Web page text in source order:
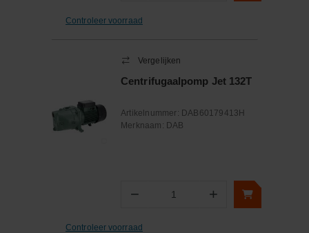
Controleer voorraad
Vergelijken
Centrifugaalpomp Jet 132T
Artikelnummer: DAB60179413H
Merknaam: DAB
− Aantal +
Controleer voorraad